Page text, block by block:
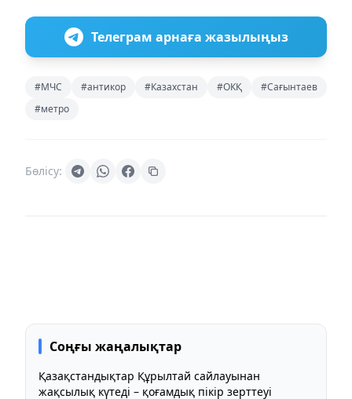
Телеграм арнаға жазылыңыз
#МЧС #антикор #Казахстан #ОКҚ
#Сағынтаев
#метро
Бөлісу:
Соңғы жаңалықтар
Қазақстандықтар Құрылтай сайлауынан
жақсылық күтеді – қоғамдық пікір зерттеуі